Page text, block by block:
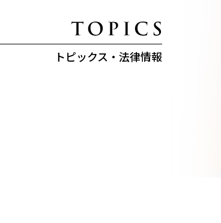
トピックス・法律情報